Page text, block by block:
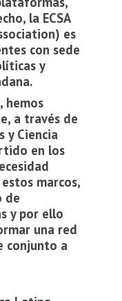
la ECSA
es
con sede
y
hemos
a través de
y Ciencia
en los
marcos,
de
y por ello
una red
conjunto a